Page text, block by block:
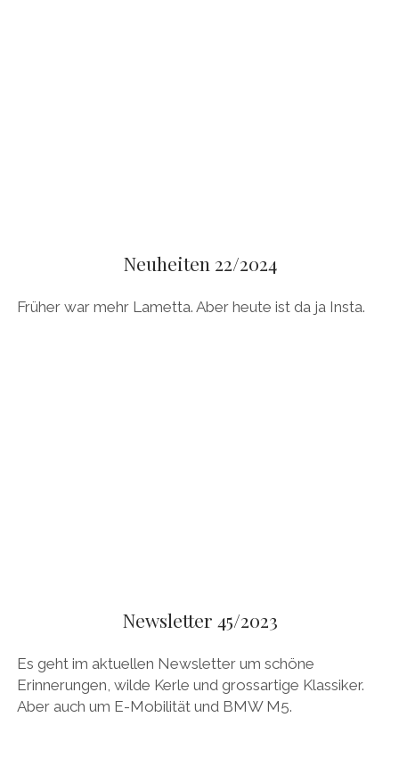
Neuheiten 22/2024
Früher war mehr Lametta. Aber heute ist da ja Insta.
Newsletter 45/2023
Es geht im aktuellen Newsletter um schöne
Erinnerungen, wilde Kerle und grossartige Klassiker.
Aber auch um E-Mobilität und BMW M5.